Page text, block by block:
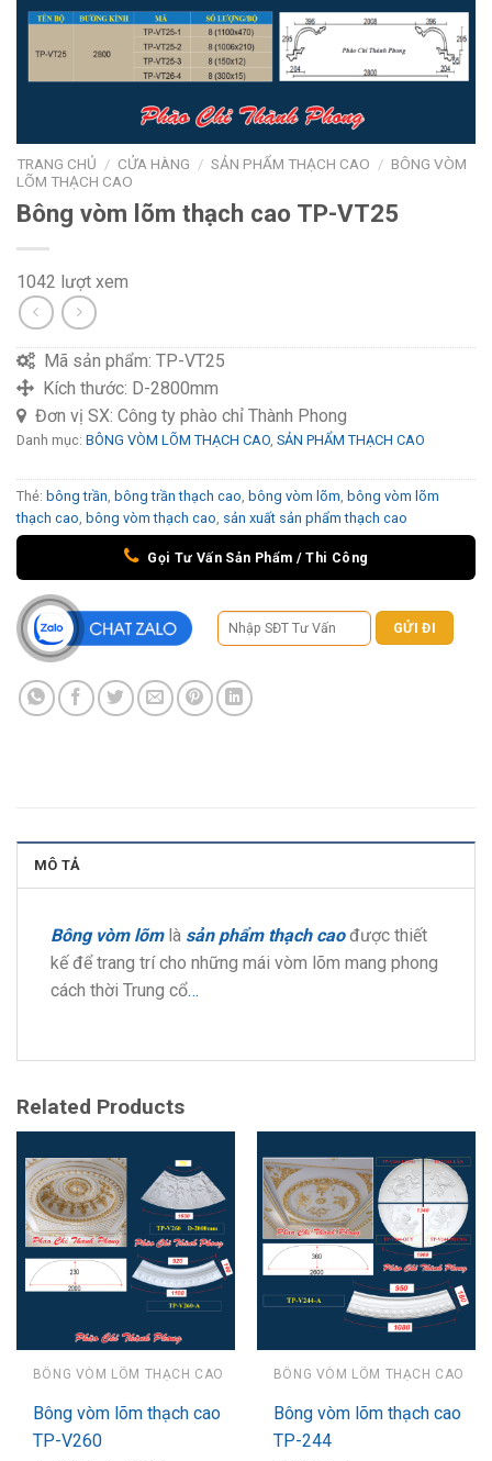
TRANG CHỦ / CỬA HÀNG / SẢN PHẨM THẠCH CAO / BÔNG VÒM
LÕM THẠCH CAO
Bông vòm lõm thạch cao TP-VT25
1042 lượt xem
Mã sản phẩm: TP-VT25
Kích thước: D-2800mm
Đơn vị SX: Công ty phào chỉ Thành Phong
Danh mục: BÔNG VÒM LÕM THẠCH CAO, SẢN PHẨM THẠCH CAO
Thẻ: bông trần, bông trần thạch cao, bông vòm lõm, bông vòm lõm
thạch cao, bông vòm thạch cao, sản xuất sản phẩm thạch cao
Gọi Tư Vấn Sản Phẩm / Thi Công
MÔ TẢ
Bông vòm lõmlà sản phẩm thạch caođược thiết
kế để trang trí cho những mái vòm lõm mang phong
cách thời Trung cổ…
Related Products
BÔNG VÒM LÕM THẠCH CAO
Bông vòm lõm thạch cao
TP-V260
BÔNG VÒM LÕM THẠCH CAO
Bông vòm lõm thạch cao
TP-244